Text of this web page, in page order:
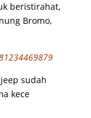
beristirahat,
Bromo,
sudah
kece